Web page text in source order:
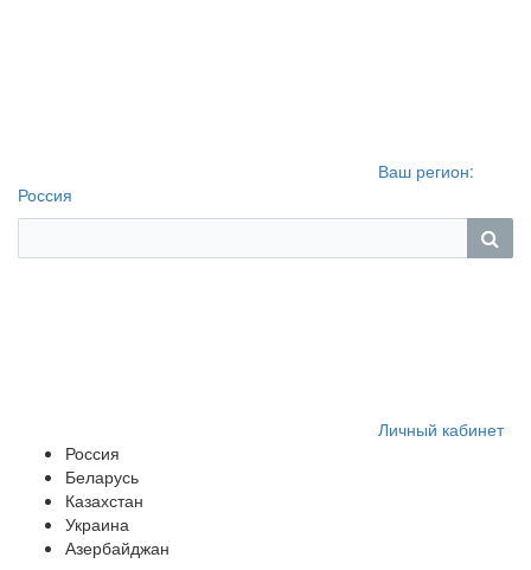
Ваш регион:
Россия
Личный кабинет
Россия
Беларусь
Казахстан
Украина
Азербайджан